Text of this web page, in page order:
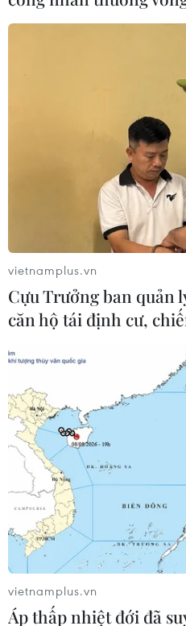
vietnamplus.vn
Cựu Trưởng ban quản
căn hộ tái định cư,
vietnamplus.vn
Áp thấp nhiệt đới đã